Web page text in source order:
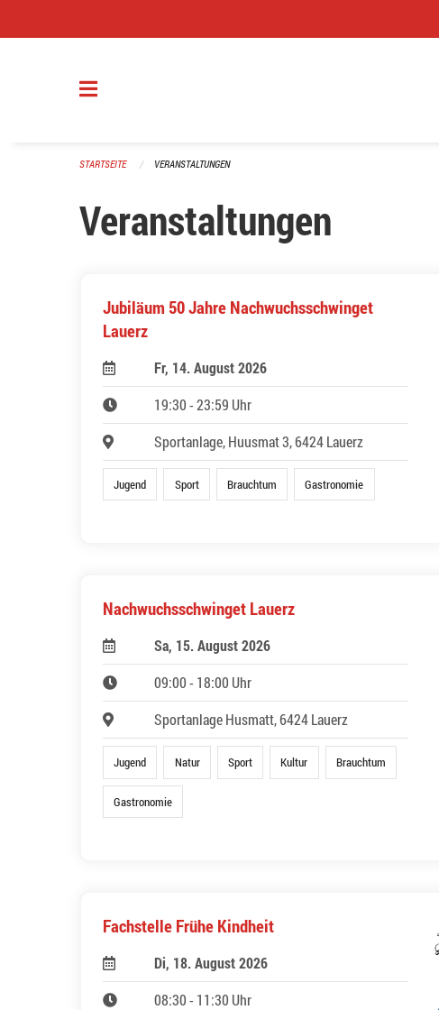
STARTSEITE VERANSTALTUNGEN
Veranstaltungen
Jubiläum 50 Jahre Nachwuchsschwinget
Lauerz
Fr, 14. August 2026
19:30 - 23:59 Uhr
Sportanlage, Huusmat 3, 6424 Lauerz
Jugend Sport Brauchtum Gastronomie
Nachwuchsschwinget Lauerz
Sa, 15. August 2026
09:00 - 18:00 Uhr
Sportanlage Husmatt, 6424 Lauerz
Jugend Natur Sport Kultur Brauchtum
Gastronomie
Fachstelle Frühe Kindheit
Di, 18. August 2026
08:30 - 11:30 Uhr